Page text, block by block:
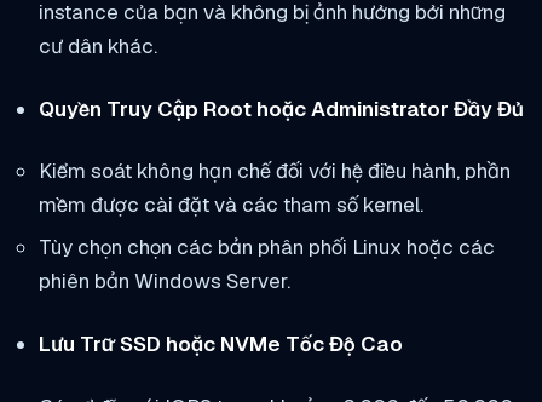
instance của bạn và không bị ảnh hưởng bởi những
cư dân khác.
Quyền Truy Cập Root hoặc Administrator Đầy Đủ
Kiểm soát không hạn chế đối với hệ điều hành, phần
mềm được cài đặt và các tham số kernel.
Tùy chọn chọn các bản phân phối Linux hoặc các
phiên bản Windows Server.
Lưu Trữ SSD hoặc NVMe Tốc Độ Cao